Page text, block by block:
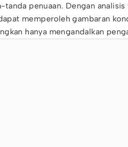
penuaan. Dengan analisis
memperoleh gambaran
hanya mengandalkan